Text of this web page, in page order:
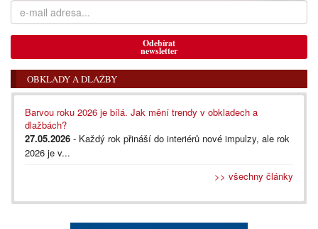
Odebírat
newsletter
OBKLADY A DLAŽBY
Barvou roku 2026 je bílá. Jak mění trendy v obkladech a
dlažbách?
27.05.2026 - Každý rok přináší do interiérů nové impulzy, ale rok
2026 je v...
>> všechny články